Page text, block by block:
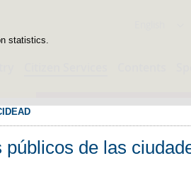
statistics.
de las